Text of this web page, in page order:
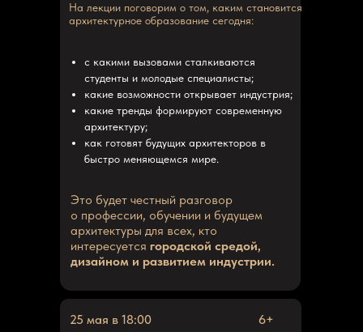
25 мая в 18:00 6+
На лекции поговорим о том, каким становится
архитектурное образование сегодня:
Это будет честный разговор
о профессии, обучении и будущем
архитектуры для всех, кто
интересуется городской средой,
дизайном и развитием индустрии.
с какими вызовами сталкиваются
студенты и молодые специалисты;
какие возможности открывает индустрия;
какие тренды формируют современную
архитектуру;
как готовят будущих архитекторов в
быстро меняющемся мире.